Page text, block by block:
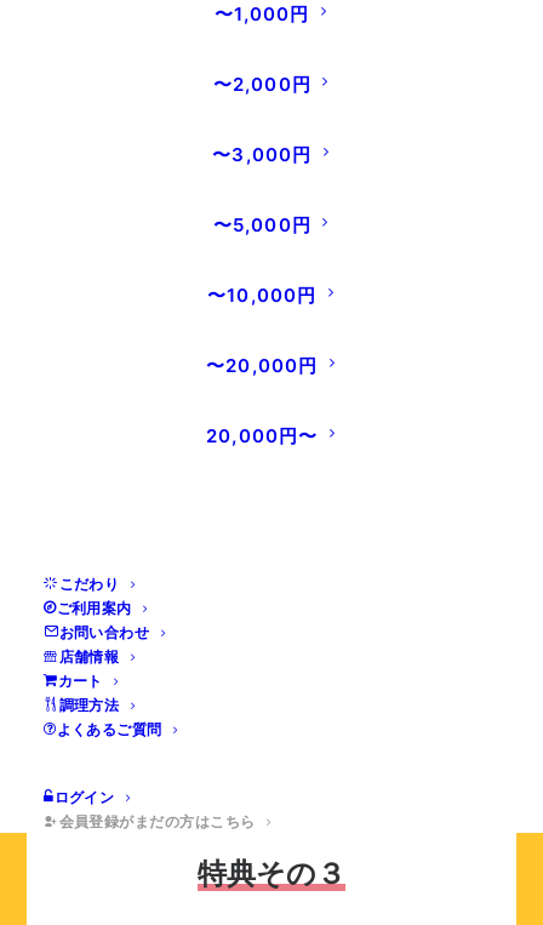
〜1,000円
〜2,000円
〜3,000円
〜5,000円
〜10,000円
〜20,000円
20,000円〜
こだわり
ご利用案内
お問い合わせ
店舗情報
カート
調理方法
よくあるご質問
ログイン
会員登録がまだの方はこちら
特典その２
会員価格商品を
お得に購入
特典その３